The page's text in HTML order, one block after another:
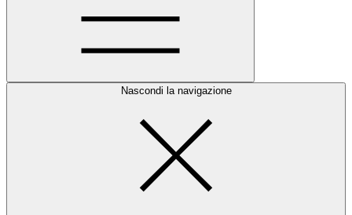
Nascondi la navigazione